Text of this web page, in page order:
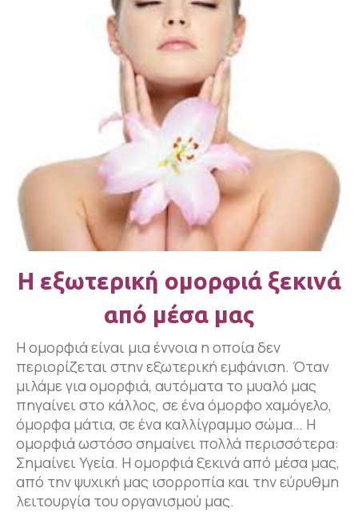
Η εξωτερική ομορφιά ξεκινά
από μέσα μας
Η ομορφιά είναι μια έννοια η οποία δεν
περιορίζεται στην εξωτερική εμφάνιση. Όταν
μιλάμε για ομορφιά, αυτόματα το μυαλό μας
πηγαίνει στο κάλλος, σε ένα όμορφο χαμόγελο,
όμορφα μάτια, σε ένα καλλίγραμμο σώμα… H
ομορφιά ωστόσο σημαίνει πολλά περισσότερα:
Σημαίνει Υγεία. Η ομορφιά ξεκινά από μέσα μας,
από την ψυχική μας ισορροπία και την εύρυθμη
λειτουργία του οργανισμού μας.